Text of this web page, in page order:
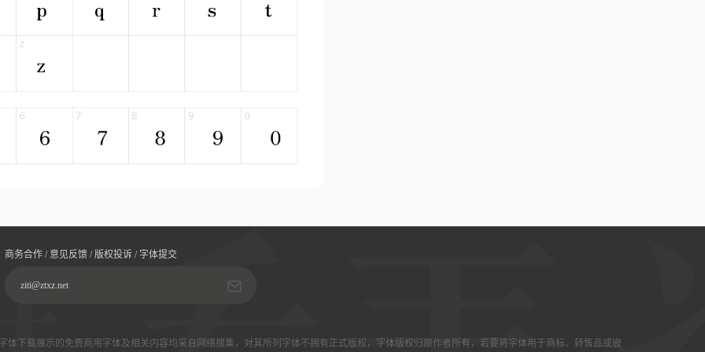
商务合作 / 意见反馈 / 版权投诉 / 字体提交
ziti@ztxz.net
体下载展示的免费商用字体及相关内容均采自网络搜集，对其所列字体不拥有正式版权，字体版权归原作者所有，若要将字体用于商标、转售品或嵌